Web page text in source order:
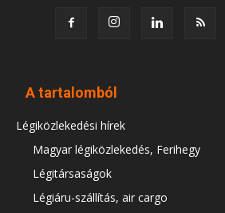
A tartalomból
Légiközlekedési hírek
Magyar légiközlekedés, Ferihegy
Légitársaságok
Légiáru-szállítás, air cargo